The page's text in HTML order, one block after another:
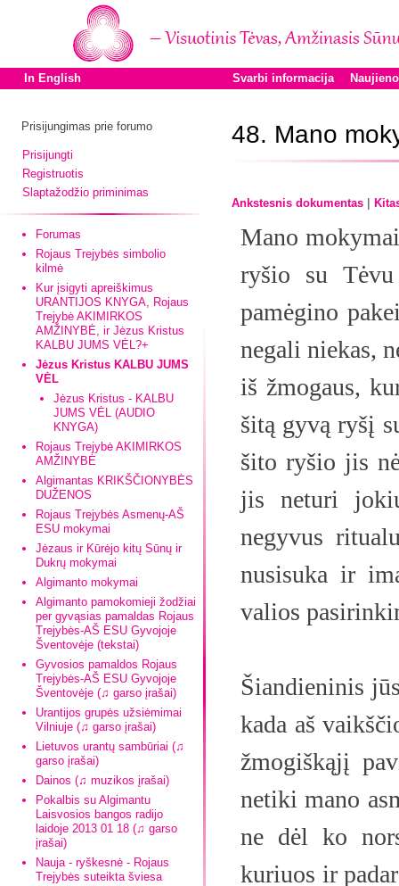
In English Svarbi informacija
Prisijungimas prie forumo
Prisijungti
Registruotis
Slaptažodžio priminimas
Forumas
Rojaus Trejybės simbolio
kilmė
Kur įsigyti apreiškimus
URANTIJOS KNYGA, Rojaus
Trejybė AKIMIRKOS
AMŽINYBĖ, ir Jėzus Kristus
KALBU JUMS VĖL?+
Jėzus Kristus KALBU JUMS
VĖL
Jėzus Kristus - KALBU
JUMS VĖL (AUDIO
KNYGA)
Rojaus Trejybė AKIMIRKOS
AMŽINYBĖ
Algimantas KRIKŠČIONYBĖS
DUŽENOS
Rojaus Trejybės Asmenų-AŠ
ESU mokymai
Jėzaus ir Kūrėjo kitų Sūnų ir
Dukrų mokymai
Algimanto mokymai
Algimanto pamokomieji žodžiai
per gyvąsias pamaldas Rojaus
Trejybės-AŠ ESU Gyvojoje
Šventovėje (tekstai)
Gyvosios pamaldos Rojaus
Trejybės-AŠ ESU Gyvojoje
Šventovėje (♫ garso įrašai)
Urantijos grupės užsiėmimai
Vilniuje (♫ garso įrašai)
Lietuvos urantų sambūriai (♫
garso įrašai)
Dainos (♫ muzikos įrašai)
Pokalbis su Algimantu
Laisvosios bangos radijo
laidoje 2013 01 18 (♫ garso
įrašai)
Nauja - ryškesnė - Rojaus
Trejybės suteikta šviesa
48. Mano
Ankstesnis dokumentas |
Mano
ryšio su
pamėgino
negali niekas,
iš žmogaus,
šitą gyvą ryšį
šito ryšio jis
jis neturi
negyvus
nusisuka ir
valios
Šiandieninis
kada aš
žmogiškąjį
netiki mano
ne dėl ko
kuriuos ir